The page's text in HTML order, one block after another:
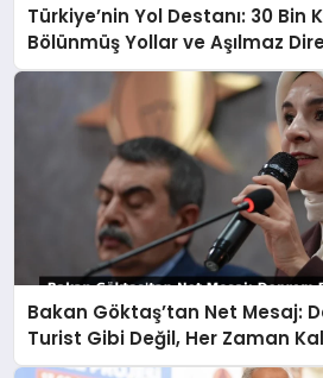
Türkiye’nin Yol Destanı: 30 Bin
Bölünmüş Yollar ve Aşılmaz
Bakan Göktaş’tan Net Mesaj:
Turist Gibi Değil, Her Zaman
Gidiyoruz!